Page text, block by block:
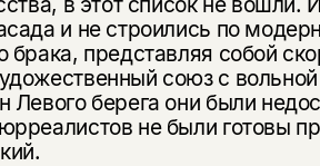
и не строились по
брака, представляя собой
союз с
Левого берега они были
не были готовы